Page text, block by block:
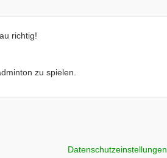
richtig!
zu spielen.
Datenschutzeinstellungen